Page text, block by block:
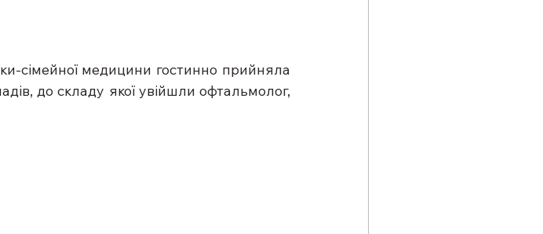
сімейної медицини гостинно прийняла
до складу якої увійшли офтальмолог,